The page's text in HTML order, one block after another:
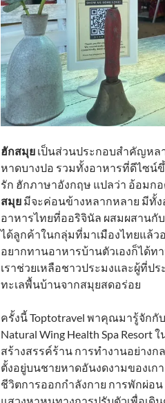
ฮักสมุย เป็นส่วนประกอบสำคัญหล
หาดบางปอ รวมทั้งอาหารที่ดีไซน์
รัก ฮักภาษาอังกฤษ แปลว่า อ้อมก
สมุย มีจะค่อนข้างหลากหลาย มีทั้
อาหารไทยที่ออริจินัล ผสมผสานกั
ได้ลูกค้าในกลุ่มที่มาเมืองไทยแล้
อยากทานอาหารบ้านตัวเองก็ได้ท
เราช่วยเหลือชาวประมงและผู้ที่ป
ทะเลพื้นบ้านจากสมุยสดอร่อย
ครั้งนี้ Toptotravel พาคุณมารู้จักกั
Natural Wing Health Spa
สร้างสรรค์ร้าน การทำงานอย่าง
ตั้งอยู่บนชายหาดอันงดงามของเก
ชีวิตการออกกำลังกาย การพักผ่อ